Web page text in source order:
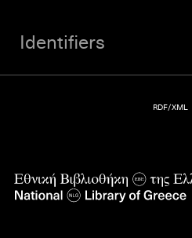
Identifiers
RDF/XML